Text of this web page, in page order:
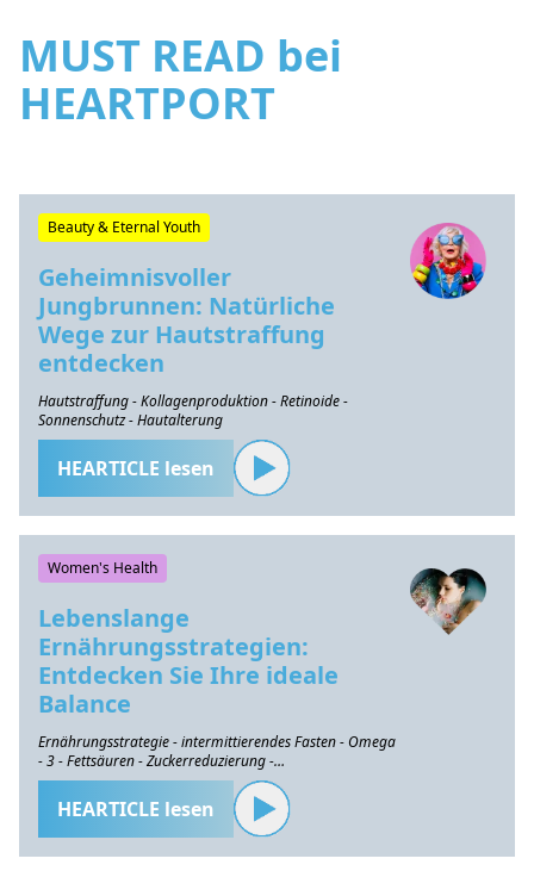
MUST READ bei
HEARTPORT
Beauty & Eternal Youth
Geheimnisvoller
Jungbrunnen: Natürliche
Wege zur Hautstraffung
entdecken
Hautstraffung - Kollagenproduktion - Retinoide -
Sonnenschutz - Hautalterung
HEARTICLE lesen
Women's Health
Lebenslange
Ernährungsstrategien:
Entdecken Sie Ihre ideale
Balance
Ernährungsstrategie - intermittierendes Fasten - Omega
- 3 - Fettsäuren - Zuckerreduzierung -
Gesundheitserhaltung
HEARTICLE lesen